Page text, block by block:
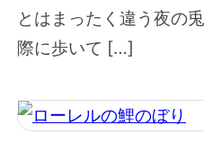
とはまったく違う夜の
際に歩いて […]